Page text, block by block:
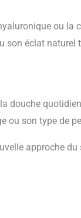
ou la
son éclat naturel
douche
ou son type de
approche